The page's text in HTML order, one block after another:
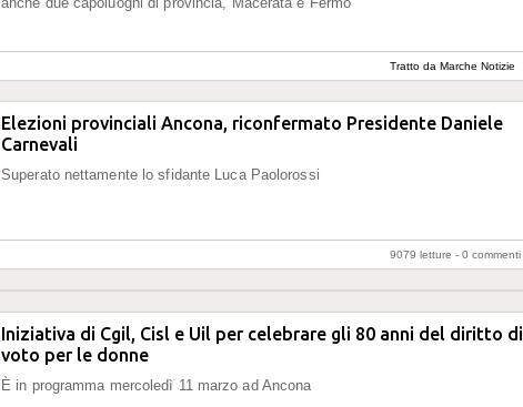
Tratto da Marche Notizie
Elezioni provinciali Ancona, riconfermato Presidente Daniele
Carnevali
Superato nettamente lo sfidante Luca Paolorossi
9079 letture - 0 commenti
Iniziativa di Cgil, Cisl e Uil per celebrare gli 80 anni del diritto di
voto per le donne
È in programma mercoledì 11 marzo ad Ancona